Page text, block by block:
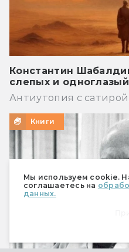
Мы используем cookie.
соглашаетесь на
данных.
Константин
слепых и
Антиутопия с
Книги